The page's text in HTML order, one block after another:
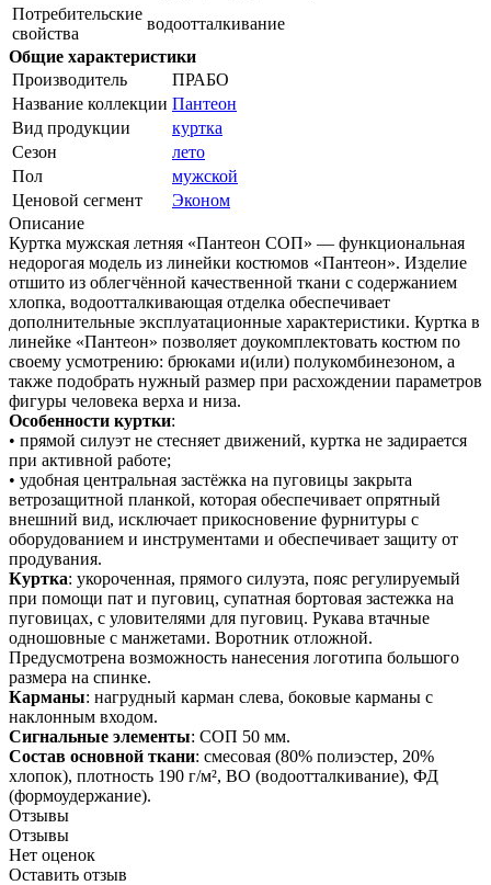
Потребительские
свойства
водоотталкивание
Общие характеристики
Производитель
ПРАБО
Название коллекции Пантеон
Вид продукции
куртка
Сезон
лето
Пол
мужской
Ценовой сегмент
Эконом
Описание
Куртка мужская летняя «Пантеон СОП» — функциональная
недорогая модель из линейки костюмов «Пантеон». Изделие
отшито из облегчённой качественной ткани с содержанием
хлопка, водоотталкивающая отделка обеспечивает
дополнительные эксплуатационные характеристики. Куртка в
линейке «Пантеон» позволяет доукомплектовать костюм по
своему усмотрению: брюками и(или) полукомбинезоном, а
также подобрать нужный размер при расхождении параметров
фигуры человека верха и низа.
Особенности куртки:
• прямой силуэт не стесняет движений, куртка не задирается
при активной работе;
• удобная центральная застёжка на пуговицы закрыта
ветрозащитной планкой, которая обеспечивает опрятный
внешний вид, исключает прикосновение фурнитуры с
оборудованием и инструментами и обеспечивает защиту от
продувания.
Куртка: укороченная, прямого силуэта, пояс регулируемый
при помощи пат и пуговиц, супатная бортовая застежка на
пуговицах, с уловителями для пуговиц. Рукава втачные
одношовные с манжетами. Воротник отложной.
Предусмотрена возможность нанесения логотипа большого
размера на спинке.
Карманы: нагрудный карман слева, боковые карманы с
наклонным входом.
Сигнальные элементы: СОП 50 мм.
Состав основной ткани: смесовая (80% полиэстер, 20%
хлопок), плотность 190 г/м², ВО (водоотталкивание), ФД
(формоудержание).
Отзывы
Отзывы
Нет оценок
Оставить отзыв